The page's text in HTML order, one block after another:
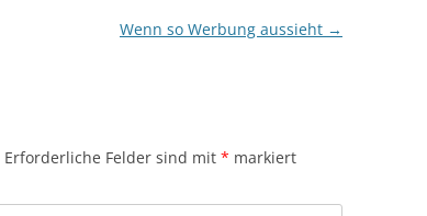
Wenn so Werbung aussieht →
Erforderliche Felder sind mit * markiert